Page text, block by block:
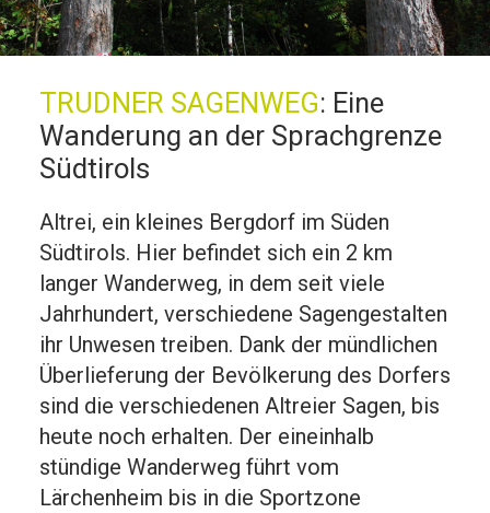
TRUDNER SAGENWEG: Eine
Wanderung an der Sprachgrenze
Südtirols
Altrei, ein kleines Bergdorf im Süden
Südtirols. Hier befindet sich ein 2 km
langer Wanderweg, in dem seit viele
Jahrhundert, verschiedene Sagengestalten
ihr Unwesen treiben. Dank der mündlichen
Überlieferung der Bevölkerung des Dorfers
sind die verschiedenen Altreier Sagen, bis
heute noch erhalten. Der eineinhalb
stündige Wanderweg führt vom
Lärchenheim bis in die Sportzone